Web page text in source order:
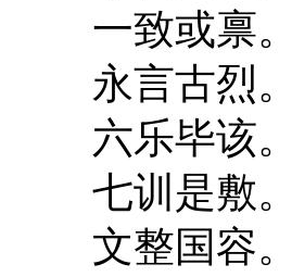
一致或禀
永言古烈
六乐毕该
七训是敷
文整国容